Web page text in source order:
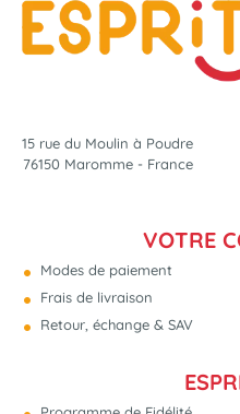
15 rue du Moulin à Poudre
76150 Maromme - France
VOTRE
Modes de paiement
Frais de livraison
Retour, échange & SAV